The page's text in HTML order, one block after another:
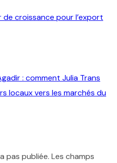
de croissance pour l’export
: comment Julia Trans
locaux vers les marchés du
pas publiée. Les champs